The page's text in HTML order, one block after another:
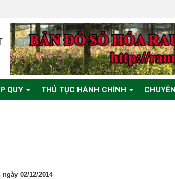
QUY THỦ TỤC HÀNH CHÍNH
02/12/2014